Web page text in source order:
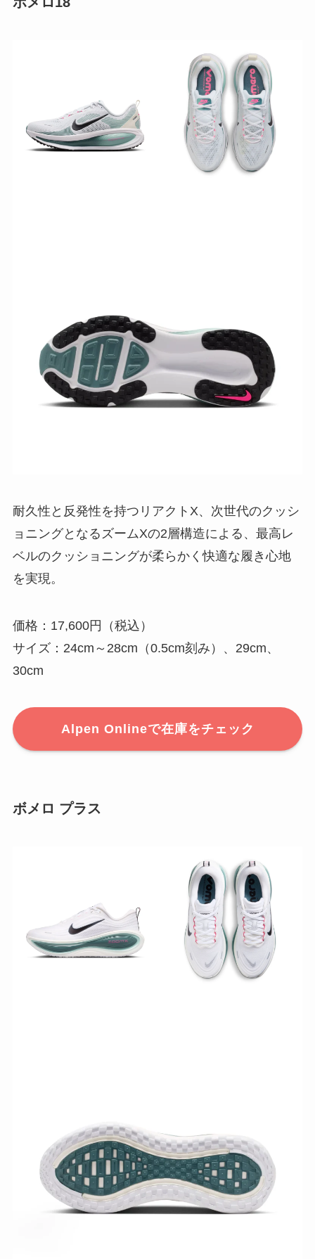
耐久性と反発性を持つリアクトX、次世代のクッシ
ョニングとなるズームXの2層構造による、最高レ
ベルのクッショニングが柔らかく快適な履き心地
を実現。
価格：17,600円（税込）
サイズ：24cm～28cm（0.5cm刻み）、29cm、
30cm
Alpen Onlineで在庫をチェック
ボメロ プラス